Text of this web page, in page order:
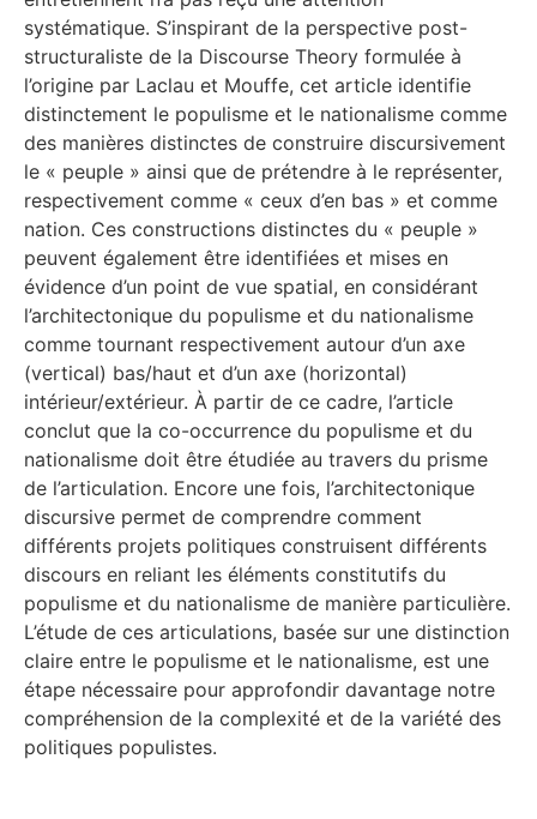
systématique. S’inspirant de la perspective post-
structuraliste de la Discourse Theory formulée à
l’origine par Laclau et Mouffe, cet article identifie
distinctement le populisme et le nationalisme comme
des manières distinctes de construire discursivement
le « peuple » ainsi que de prétendre à le représenter,
respectivement comme « ceux d’en bas » et comme
nation. Ces constructions distinctes du « peuple »
peuvent également être identifiées et mises en
évidence d’un point de vue spatial, en considérant
l’architectonique du populisme et du nationalisme
comme tournant respectivement autour d’un axe
(vertical) bas/haut et d’un axe (horizontal)
intérieur/extérieur. À partir de ce cadre, l’article
conclut que la co-occurrence du populisme et du
nationalisme doit être étudiée au travers du prisme
de l’articulation. Encore une fois, l’architectonique
discursive permet de comprendre comment
différents projets politiques construisent différents
discours en reliant les éléments constitutifs du
populisme et du nationalisme de manière particulière.
L’étude de ces articulations, basée sur une distinction
claire entre le populisme et le nationalisme, est une
étape nécessaire pour approfondir davantage notre
compréhension de la complexité et de la variété des
politiques populistes.